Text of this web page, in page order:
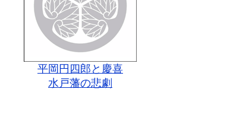
平岡円四郎と慶喜
水戸藩の悲劇